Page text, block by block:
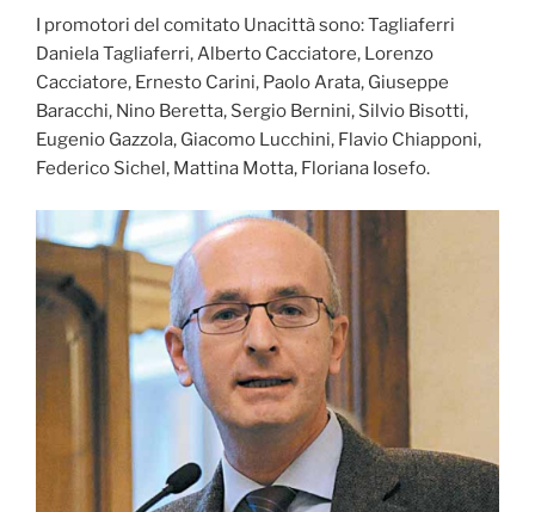
I promotori del comitato Unacittà sono: Tagliaferri
Daniela Tagliaferri, Alberto Cacciatore, Lorenzo
Cacciatore, Ernesto Carini, Paolo Arata, Giuseppe
Baracchi, Nino Beretta, Sergio Bernini, Silvio Bisotti,
Eugenio Gazzola, Giacomo Lucchini, Flavio Chiapponi,
Federico Sichel, Mattina Motta, Floriana Iosefo.